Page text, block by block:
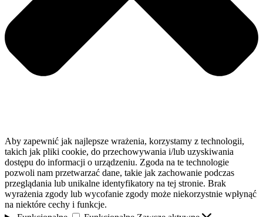
Aby zapewnić jak najlepsze wrażenia, korzystamy z technologii,
takich jak pliki cookie, do przechowywania i/lub uzyskiwania
dostępu do informacji o urządzeniu. Zgoda na te technologie
pozwoli nam przetwarzać dane, takie jak zachowanie podczas
przeglądania lub unikalne identyfikatory na tej stronie. Brak
wyrażenia zgody lub wycofanie zgody może niekorzystnie wpłynąć
na niektóre cechy i funkcje.